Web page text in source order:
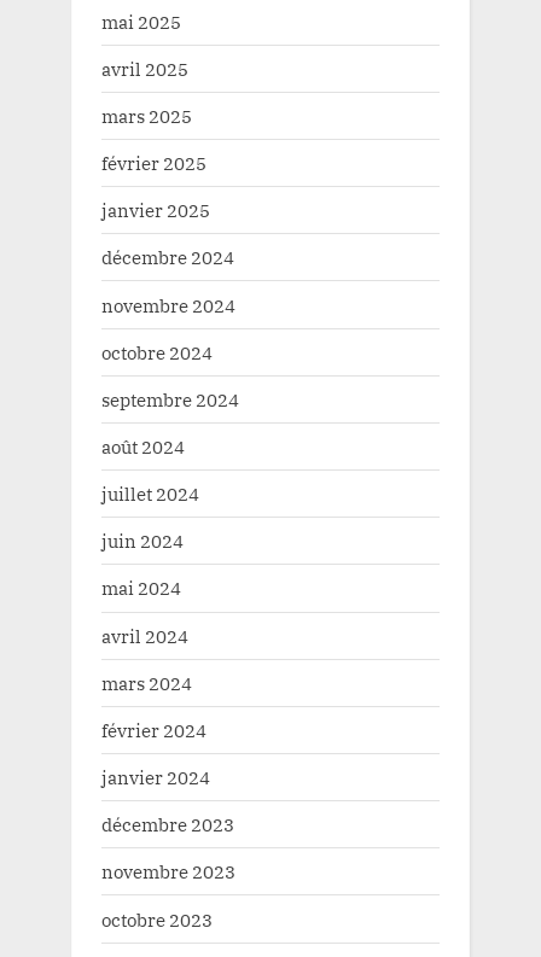
mai 2025
avril 2025
mars 2025
février 2025
janvier 2025
décembre 2024
novembre 2024
octobre 2024
septembre 2024
août 2024
juillet 2024
juin 2024
mai 2024
avril 2024
mars 2024
février 2024
janvier 2024
décembre 2023
novembre 2023
octobre 2023